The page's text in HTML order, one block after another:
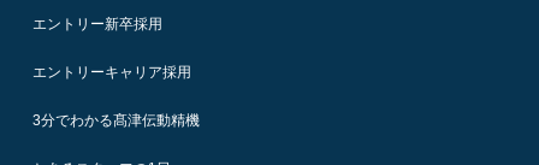
エントリー新卒採用
エントリーキャリア採用
3分でわかる髙津伝動精機